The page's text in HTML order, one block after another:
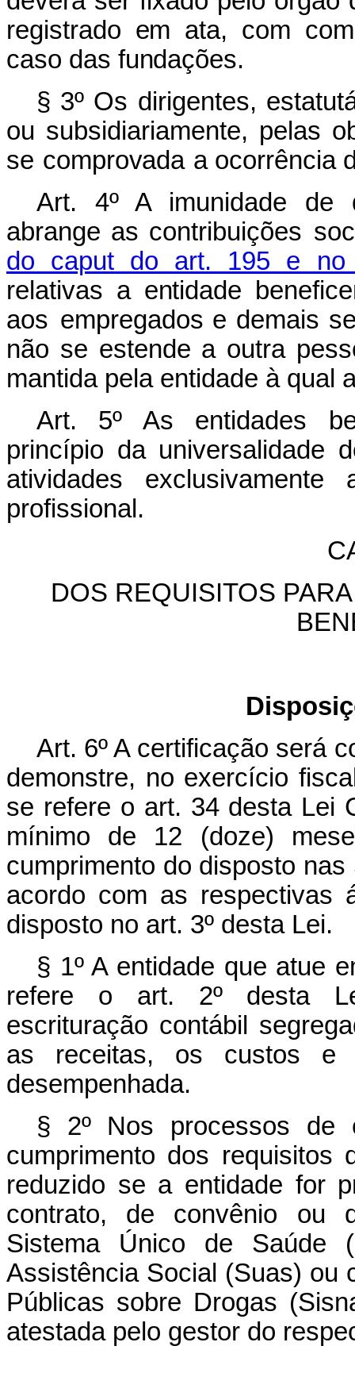
registrado em ata, com co
caso das fundações.
§ 3º Os dirigentes,
ou subsidiariamente, pelas
se comprovada a ocorrência
Art. 4º A imunidade de
abrange as contribuições soc
do caput do art. 195 e no
re ativas a entidade benefice
aos empregados e demais
não se estende a outra
mantida pela entidade à qual
Art. 5º As entidades
princípio da universalidade
atividades
profissional.
DOS REQUISITOS
Art. 6º A certificação será
demonstre, no exercício
se refere o art. 34 desta Lei
mínimo de 12 (doze)
cumprimento do disposto
acordo com as respectivas
disposto no art. 3º desta Lei.
§ 1º A entidade que atue
refere o art. 2º desta
escrituração contábil
as receitas, os custos e
desempenhada.
§ 2º Nos processos de
cumprimento dos
reduzido se a entidade for
contrato, de convênio ou
Sistema Único de Saúde
Assistência Social (Suas) ou
Públicas sobre Drogas
atestada pelo gestor do